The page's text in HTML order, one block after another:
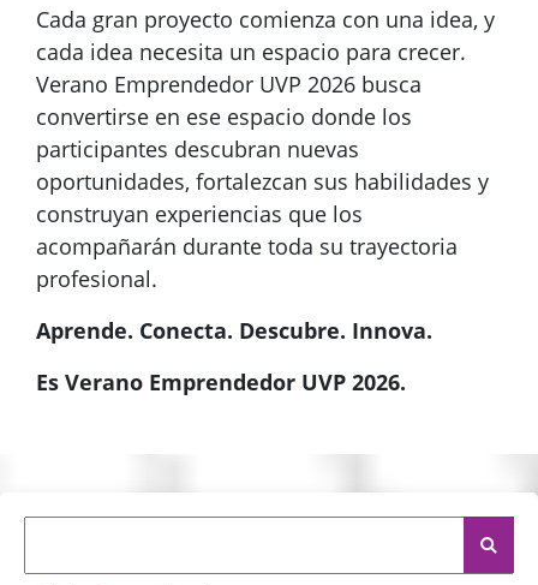
Cada gran proyecto comienza con una idea, y
cada idea necesita un espacio para crecer.
Verano Emprendedor UVP 2026 busca
convertirse en ese espacio donde los
participantes descubran nuevas
oportunidades, fortalezcan sus habilidades y
construyan experiencias que los
acompañarán durante toda su trayectoria
profesional.
Aprende. Conecta. Descubre. Innova.
Es Verano Emprendedor UVP 2026.